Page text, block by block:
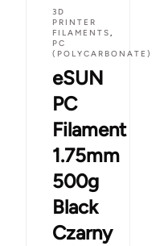
3D
PRINTER
FILAMENTS,
PC
(POLYCARBONATE)
eSUN
PC
Filament
1.75mm
500g
Black
Czarny